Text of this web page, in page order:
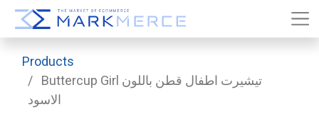
Products
Buttercup Girl تيشيرت اطفال قطن باللون
الاسود